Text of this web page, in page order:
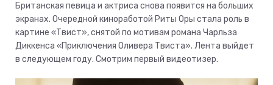
Британская певица и актриса снова появится на больших
экранах. Очередной киноработой Риты Оры стала роль в
картине «Твист», снятой по мотивам романа Чарльза
Диккенса «Приключения Оливера Твиста». Лента выйдет
в следующем году. Смотрим первый видеотизер.